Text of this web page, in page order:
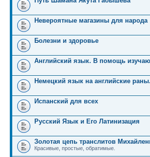
Невероятные магазины для народа
Болезни и здоровье
Английский язык. В помощь
Немецкий язык на английские раны.
Испанский для всех
Русский Язык и Его Латинизация
Золотая цепь транслитов
Красивые, простые, обратимые.